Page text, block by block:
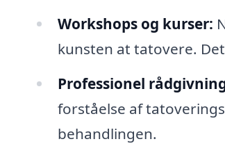
Workshops og kurser:
kunsten at tatovere.
Professionel
forståelse af
behandlingen.